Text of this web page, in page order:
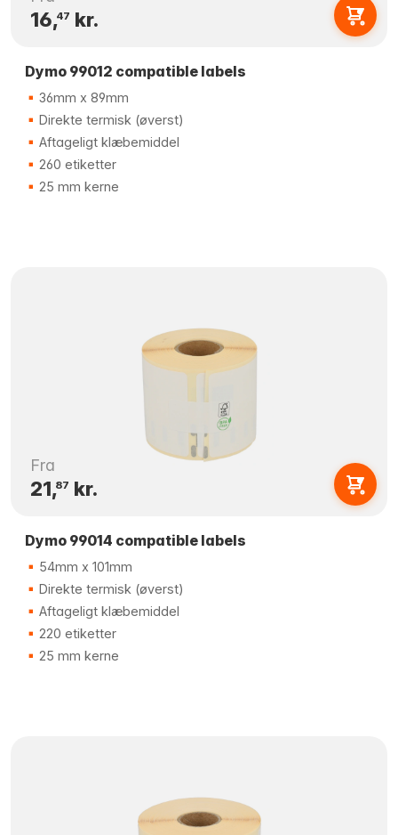
16,47 kr.
Dymo 99012 compatible labels
36mm x 89mm
Direkte termisk (øverst)
Aftageligt klæbemiddel
260 etiketter
25 mm kerne
Fra
21,87 kr.
Dymo 99014 compatible labels
54mm x 101mm
Direkte termisk (øverst)
Aftageligt klæbemiddel
220 etiketter
25 mm kerne